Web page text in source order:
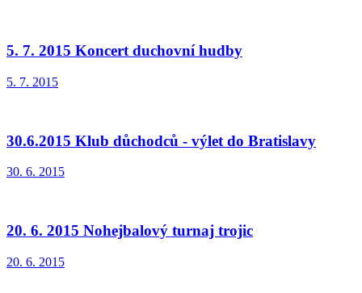
5. 7. 2015 Koncert duchovní hudby
5. 7. 2015
30.6.2015 Klub důchodců - výlet do Bratislavy
30. 6. 2015
20. 6. 2015 Nohejbalový turnaj trojic
20. 6. 2015